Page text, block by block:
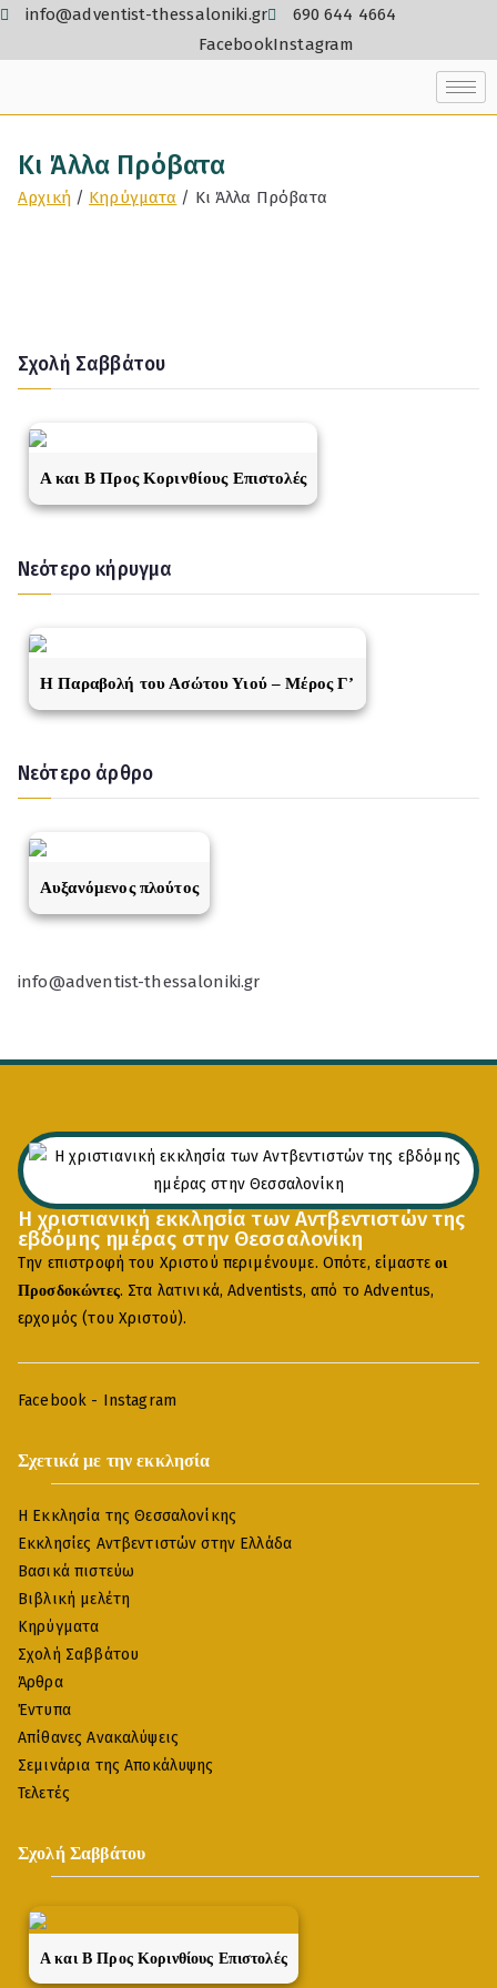
info@adventist-thessaloniki.gr
690 644 4664
FacebookInstagram
Κι Άλλα Πρόβατα
Αρχική Κηρύγματα Κι Άλλα Πρόβατα
Σχολή Σαββάτου
A και Β Προς Κορινθίους Επιστολές
Νεότερο κήρυγμα
Η Παραβολή του Ασώτου Υιού – Μέρος Γ’
Νεότερο άρθρο
Αυξανόμενος πλούτος
info@adventist-thessaloniki.gr
Η χριστιανική εκκλησία των Αντβεντιστών της
εβδόμης ημέρας στην Θεσσαλονίκη
Την επιστροφή του Χριστού περιμένουμε. Οπότε, είμαστεοι
Προσδοκώντες. Στα λατινικά, Adventists, από το Adventus,
ερχομός (του Χριστού).
Facebook - Instagram
Σχετικά με την εκκλησία
Η Εκκλησία της Θεσσαλονίκης
Εκκλησίες Αντβεντιστών στην Ελλάδα
Βασικά πιστεύω
Βιβλική μελέτη
Κηρύγματα
Σχολή Σαββάτου
Άρθρα
Έντυπα
Απίθανες Ανακαλύψεις
Σεμινάρια της Αποκάλυψης
Τελετές
Σχολή Σαββάτου
A και Β Προς Κορινθίους Επιστολές